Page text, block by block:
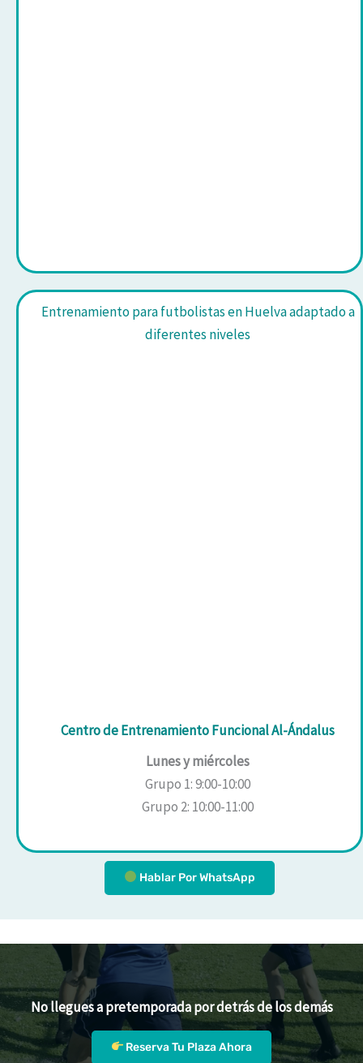
Entrenamiento para futbolistas en Huelva adaptado a
diferentes niveles
Centro de Entrenamiento Funcional Al-Ándalus
Lunes y miércoles
Grupo 1: 9:00-10:00
Grupo 2: 10:00-11:00
Hablar Por WhatsApp
No llegues a pretemporada por detrás de los demás
Reserva Tu Plaza Ahora